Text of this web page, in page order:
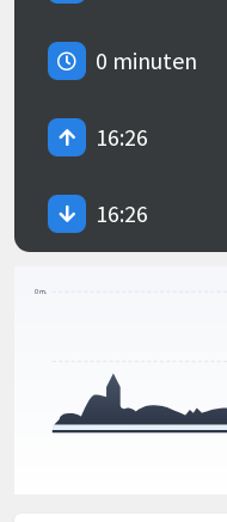
0 minuten
16:26
16:26